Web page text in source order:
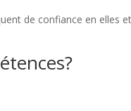
de confiance en elles et